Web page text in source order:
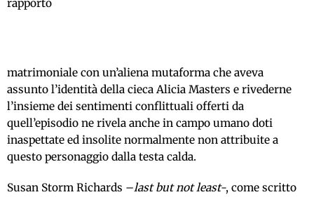
rapporto
matrimoniale con un’aliena mutaforma che aveva
assunto l’identità della cieca Alicia Masters e rivederne
l’insieme dei sentimenti conflittuali offerti da
quell’episodio ne rivela anche in campo umano doti
inaspettate ed insolite normalmente non attribuite a
questo personaggio dalla testa calda.
Susan Storm Richards –last but not least-, come scritto